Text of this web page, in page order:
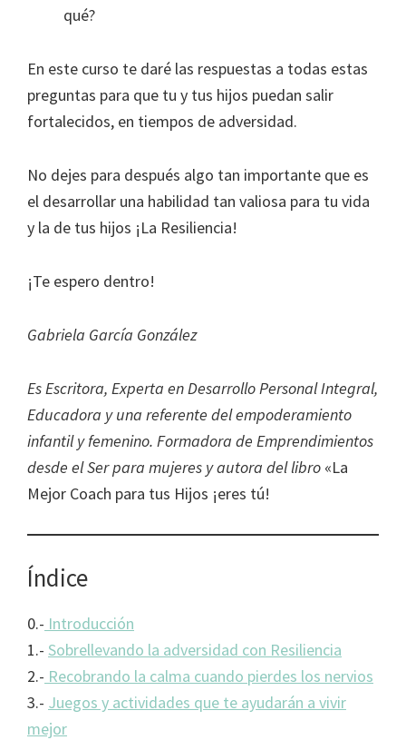
qué?
En este curso te daré las respuestas a todas estas
preguntas para que tu y tus hijos puedan salir
fortalecidos, en tiempos de adversidad.
No dejes para después algo tan importante que es
el desarrollar una habilidad tan valiosa para tu vida
y la de tus hijos ¡La Resiliencia!
¡Te espero dentro!
Gabriela García González
Es Escritora, Experta en Desarrollo Personal Integral,
Educadora y una referente del empoderamiento
infantil y femenino. Formadora de Emprendimientos
desde el Ser para mujeres y autora del libro «La
Mejor Coach para tus Hijos ¡eres tú!
Índice
0.- Introducción
1.- Sobrellevando la adversidad con Resiliencia
2.- Recobrando la calma cuando pierdes los nervios
3.- Juegos y actividades que te ayudarán a vivir
mejor